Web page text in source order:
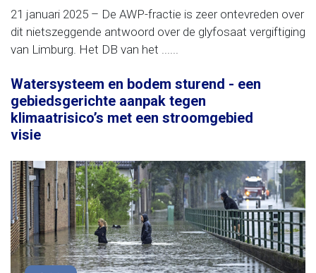
21 januari 2025 – De AWP-fractie is zeer ontevreden over
dit nietszeggende antwoord over de glyfosaat vergiftiging
van Limburg. Het DB van het ......
Watersysteem en bodem sturend - een
gebiedsgerichte aanpak tegen
klimaatrisico’s met een stroomgebied
visie